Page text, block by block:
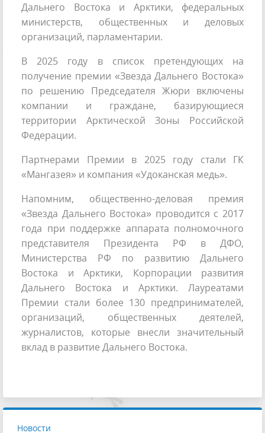
Дальнего Востока и Арктики, федеральных
министерств, общественных и деловых
организаций, парламентарии.
В 2025 году в список претендующих на
получение премии «Звезда Дальнего Востока»
по решению Председателя Жюри включены
компании и граждане, базирующиеся
территории Арктической Зоны Российской
Федерации.
Партнерами Премии в 2025 году стали ГК
«Мангазея» и компания «Удоканская медь».
Напомним, общественно-деловая премия
«Звезда Дальнего Востока» проводится с 2017
года при поддержке аппарата полномочного
представителя Президента РФ в ДФО,
Министерства РФ по развитию Дальнего
Востока и Арктики, Корпорации развития
Дальнего Востока и Арктики. Лауреатами
Премии стали более 130 предпринимателей,
организаций, общественных деятелей,
журналистов, которые внесли значительный
вклад в развитие Дальнего Востока.
Новости